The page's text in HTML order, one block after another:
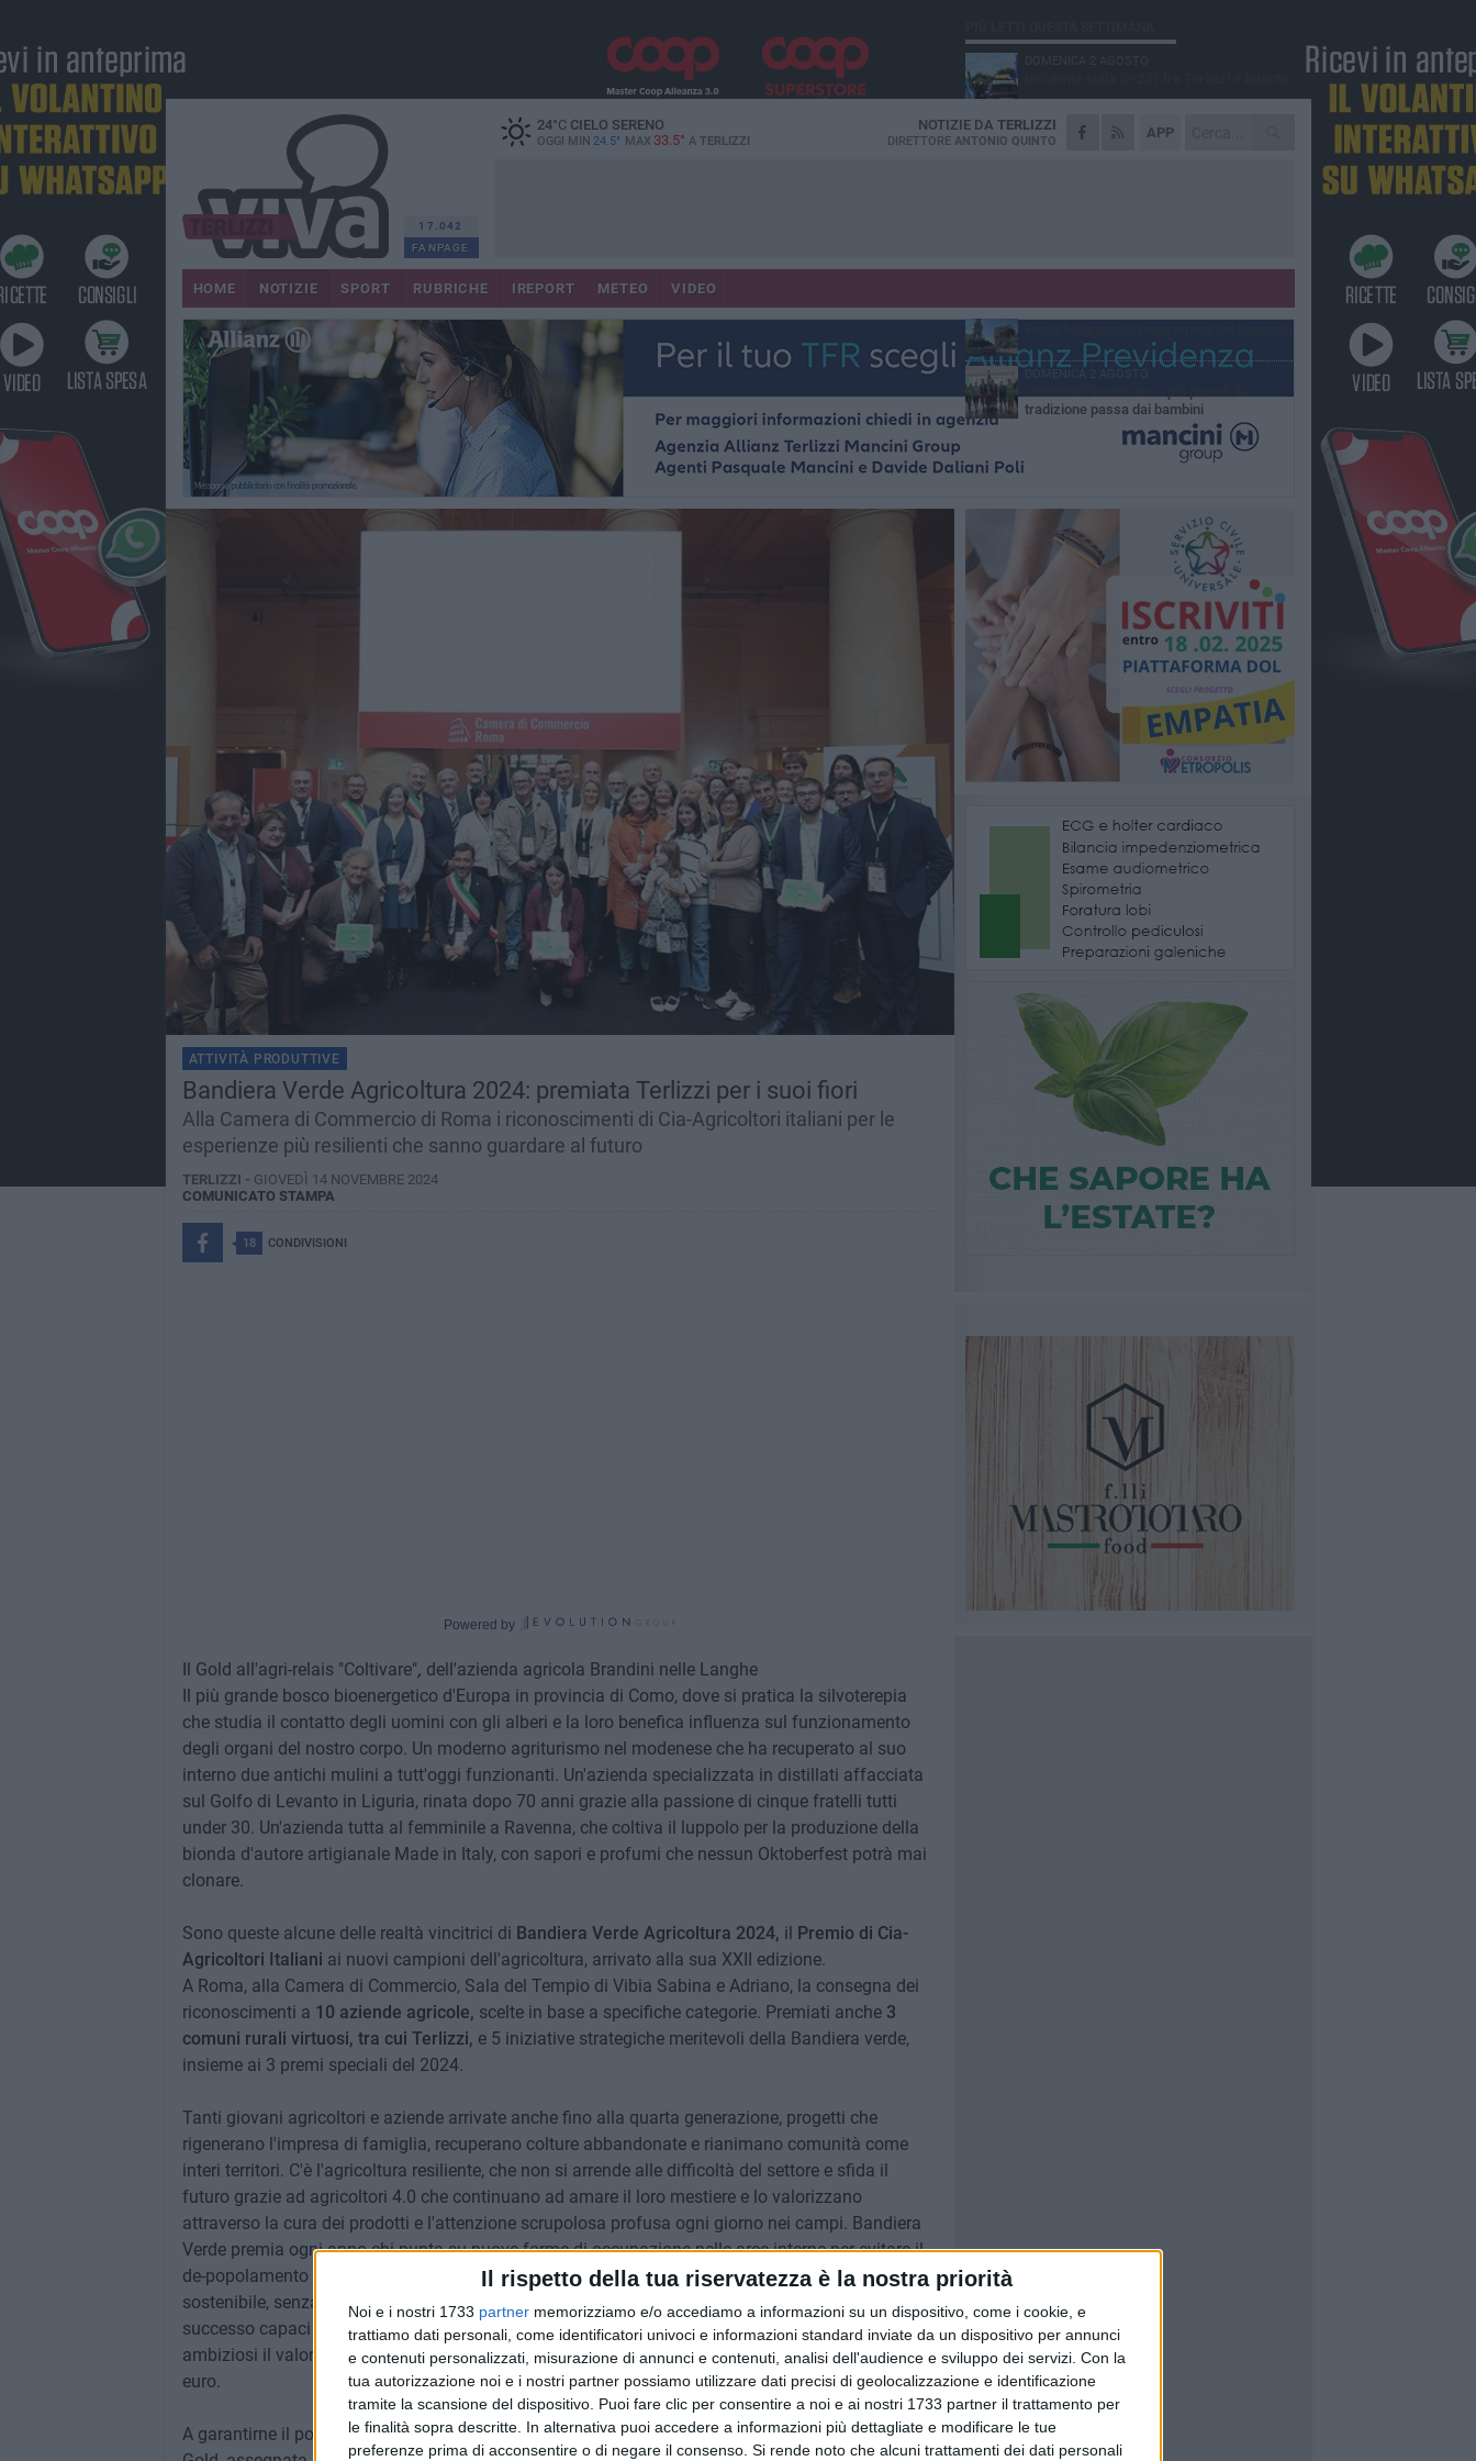
Il rispetto della tua riservatezza è la nostra priorità
Noi e i nostri 1733 partner memorizziamo e/o accediamo a informazioni su un dispositivo, come i cookie, e
trattiamo dati personali, come identificatori univoci e informazioni standard inviate da un dispositivo per annunci
e contenuti personalizzati, misurazione di annunci e contenuti, analisi dell'audience e sviluppo dei servizi. Con la
tua autorizzazione noi e i nostri partner possiamo utilizzare dati precisi di geolocalizzazione e identificazione
tramite la scansione del dispositivo. Puoi fare clic per consentire a noi e ai nostri 1733 partner il trattamento per
le finalità sopra descritte. In alternativa puoi accedere a informazioni più dettagliate e modificare le tue
preferenze prima di acconsentire o di negare il consenso. Si rende noto che alcuni trattamenti dei dati personali
17.042
FANPAGE
24°CCIELO SERENO
OGGI MIN 24.5° MAX 33.5° A TERLIZZI
APP
NOTIZIE DA TERLIZZI
DIRETTORE ANTONIO QUINTO
HOME NOTIZIE SPORT RUBRICHE IREPORT METEO VIDEO
ATTIVITÀ PRODUTTIVE
Bandiera Verde Agricoltura 2024: premiata Terlizzi per i suoi fiori
Alla Camera di Commercio di Roma i riconoscimenti di Cia-Agricoltori italiani per le
esperienze più resilienti che sanno guardare al futuro
TERLIZZI - GIOVEDÌ 14 NOVEMBRE 2024
COMUNICATO STAMPA
18 CONDIVISIONI
Powered by
Il Gold all'agri-relais "Coltivare", dell'azienda agricola Brandini nelle Langhe
Il più grande bosco bioenergetico d'Europa in provincia di Como, dove si pratica la silvoterepia
che studia il contatto degli uomini con gli alberi e la loro benefica influenza sul funzionamento
degli organi del nostro corpo. Un moderno agriturismo nel modenese che ha recuperato al suo
interno due antichi mulini a tutt'oggi funzionanti. Un'azienda specializzata in distillati affacciata
sul Golfo di Levanto in Liguria, rinata dopo 70 anni grazie alla passione di cinque fratelli tutti
under 30. Un'azienda tutta al femminile a Ravenna, che coltiva il luppolo per la produzione della
bionda d'autore artigianale Made in Italy, con sapori e profumi che nessun Oktoberfest potrà mai
clonare.
Sono queste alcune delle realtà vincitrici di Bandiera Verde Agricoltura 2024, il Premio di Cia-
Agricoltori Italiani ai nuovi campioni dell'agricoltura, arrivato alla sua XXII edizione.
A Roma, alla Camera di Commercio, Sala del Tempio di Vibia Sabina e Adriano, la consegna dei
riconoscimenti a 10 aziende agricole, scelte in base a specifiche categorie. Premiati anche 3
comuni rurali virtuosi, tra cui Terlizzi, e 5 iniziative strategiche meritevoli della Bandiera verde,
insieme ai 3 premi speciali del 2024.
Tanti giovani agricoltori e aziende arrivate anche fino alla quarta generazione, progetti che
rigenerano l'impresa di famiglia, recuperano colture abbandonate e rianimano comunità come
interi territori. C'è l'agricoltura resiliente, che non si arrende alle difficoltà del settore e sfida il
futuro grazie ad agricoltori 4.0 che continuano ad amare il loro mestiere e lo valorizzano
attraverso la cura dei prodotti e l'attenzione scrupolosa profusa ogni giorno nei campi. Bandiera
Verde premia ogni anno chi punta su nuove forme di occupazione nelle aree interne per evitare il
de-popolamento e chi promuove la transizione green, l'innovazione digitale e il turismo
sostenibile, senza dimenticare investimenti su formazione e ricerca. Best practice e case history di
successo capaci non solo di consolidare il settore, ma anche di spingere verso traguardi più
ambiziosi il valore aggiunto dell'agricoltura che già oggi, in Italia, arriva a quasi 40,5 miliardi di
euro.
A garantirne il potenziale, esempi concreti di imprenditoria nel settore, come la Bandiera Verde
LUNEDÌ 3 AGOSTO
Gatto senza vita sul marciapiede: macabro
Mini Carro, una tradizione che guarda al
GIOVEDÌ 6 AGOSTO
DOMENICA 2 AGOSTO
tradizione passa dai bambini